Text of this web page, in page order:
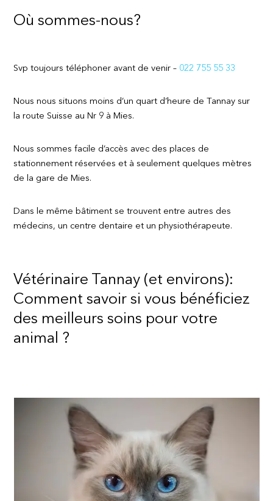
Où sommes-nous?
Svp toujours téléphoner avant de venir – 022 755 55 33
Nous nous situons moins d’un quart d’heure de Tannay sur
la route Suisse au Nr 9 à Mies.
Nous sommes facile d’accès avec des places de
stationnement réservées et à seulement quelques mètres
de la gare de Mies.
Dans le même bâtiment se trouvent entre autres des
médecins, un centre dentaire et un physiothérapeute.
Vétérinaire Tannay (et environs):
Comment savoir si vous bénéficiez
des meilleurs soins pour votre
animal ?